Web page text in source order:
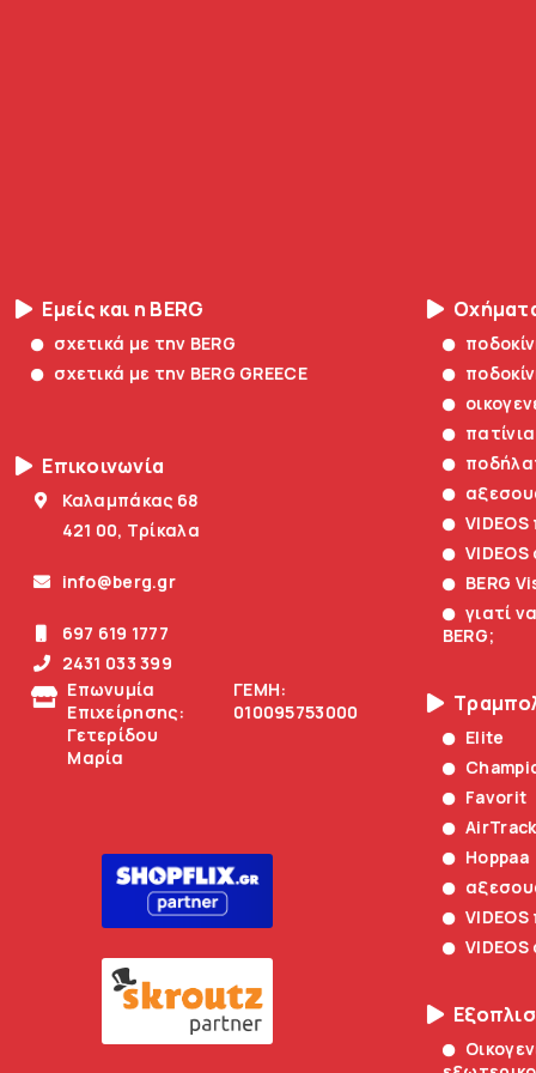
Εμείς και η BERG
σχετικά με την BERG
σχετικά με την BERG GREECE
Επικοινωνία
Καλαμπάκας 68
421 00, Τρίκαλα
info@berg.gr
697 619 1777
2431 033 399
Επωνυμία
Επιχείρησης:
Γετερίδου
Μαρία
ΓΕΜΗ:
010095753000
BERG
γιατί
BERG;
Elite
Favorit
Hoppaa